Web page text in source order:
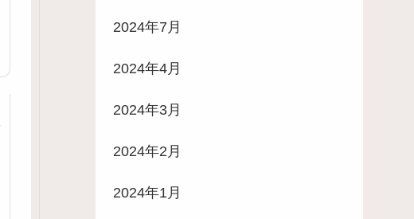
2024年7月
2024年4月
2024年3月
2024年2月
2024年1月